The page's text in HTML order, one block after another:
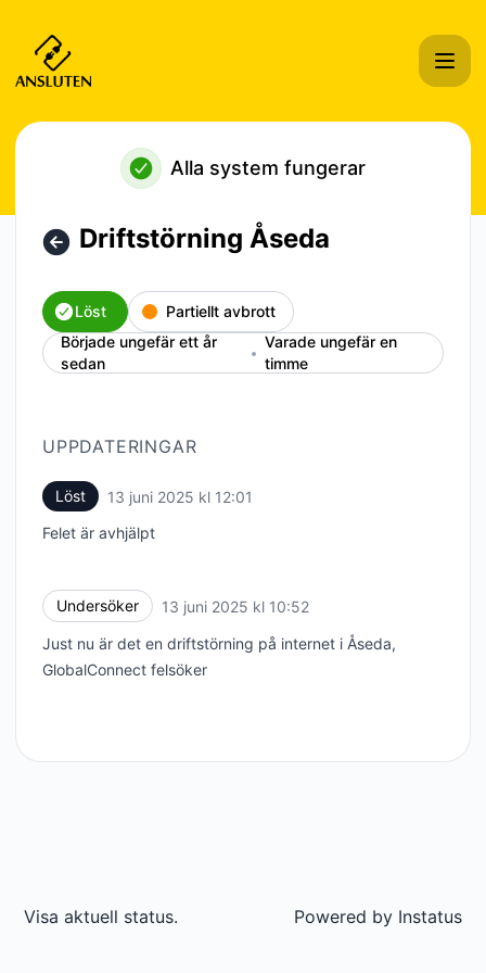
Alla system fungerar
Driftstörning Åseda
Löst
Partiellt avbrott
Började ungefär ett år
sedan
Varade ungefär en
timme
UPPDATERINGAR
Löst 13 juni 2025 kl 12:01
Felet är avhjälpt
Undersöker 13 juni 2025 kl 10:52
Just nu är det en driftstörning på internet i Åseda,
GlobalConnect felsöker
Visa aktuell status. Powered by Instatus